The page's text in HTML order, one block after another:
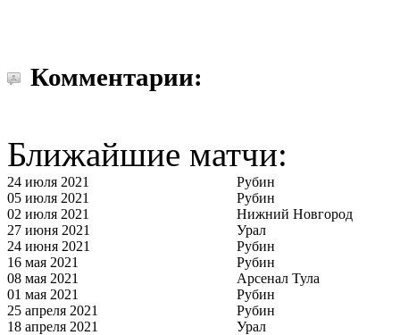
Комментарии:
Ближайшие матчи:
24 июля 2021
Рубин
05 июля 2021
Рубин
02 июля 2021
Нижний Новгород
27 июня 2021
Урал
24 июня 2021
Рубин
16 мая 2021
Рубин
08 мая 2021
Арсенал Тула
01 мая 2021
Рубин
25 апреля 2021
Рубин
18 апреля 2021
Урал